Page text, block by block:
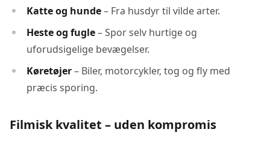
Katte og hunde– Fra husdyr til vilde arter.
Heste og fugle– Spor selv hurtige og
uforudsigelige bevægelser.
Køretøjer– Biler, motorcykler, tog og fly med
præcis sporing.
Filmisk kvalitet – uden kompromis